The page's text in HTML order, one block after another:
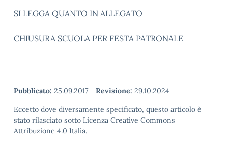
SI LEGGA QUANTO IN ALLEGATO
CHIUSURA SCUOLA PER FESTA PATRONALE
Pubblicato: 25.09.2017 - Revisione: 29.10.2024
Eccetto dove diversamente specificato, questo articolo è
stato rilasciato sotto Licenza Creative Commons
Attribuzione 4.0 Italia.